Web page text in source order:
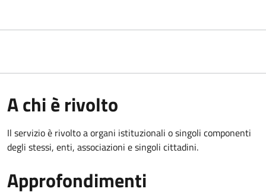
A chi è rivolto
Il servizio è rivolto a organi istituzionali o singoli componenti
degli stessi, enti, associazioni e singoli cittadini.
Approfondimenti